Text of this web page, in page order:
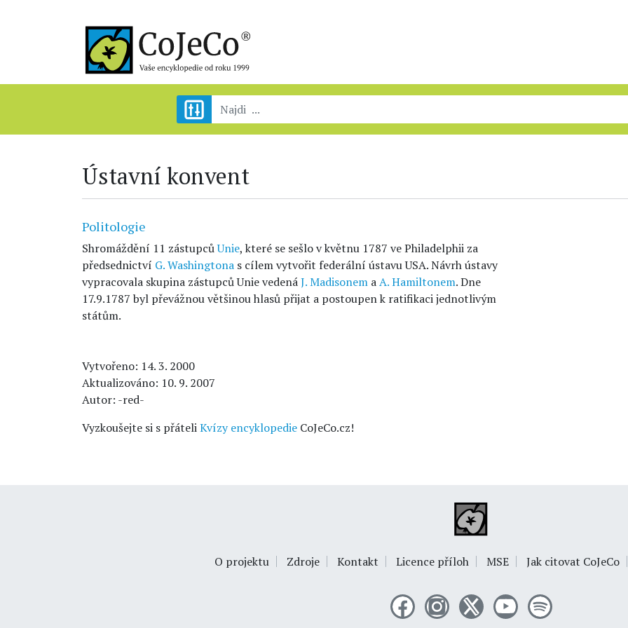
Ústavní konvent
Politologie
Shromáždění 11 zástupcůUnie, které se sešlo v květnu 1787 ve Philadelphii za
předsednictví G. Washingtona s cílem vytvořit federální ústavu USA. Návrh ústavy
vypracovala skupina zástupců Unie vedenáJ. Madisonem aA. Hamiltonem. Dne
17.9.1787 byl převážnou většinou hlasů přijat a postoupen k ratifikaci jednotlivým
státům.
Vytvořeno: 14. 3. 2000
Aktualizováno: 10. 9. 2007
Autor: -red-
Vyzkoušejte si s přáteliKvízy encyklopedie CoJeCo.cz!
O projektu Zdroje Kontakt Licence příloh MSE Jak citovat CoJeCo